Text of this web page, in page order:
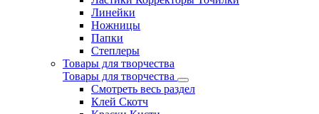
Линейки
Ножницы
Папки
Степлеры
Товары для творчества
Товары для творчества
Смотреть весь раздел
Клей Скотч